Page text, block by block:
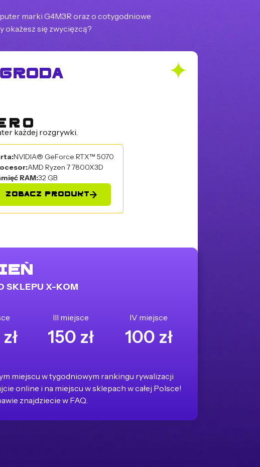
marki G4M3R oraz o cotygodniowe
okażesz się zwycięzcą?
każdej rozgrywki.
NVIDIA® GeForce RTX™ 5070
AMD Ryzen 7 7800X3D
RAM 32 GB
ZOBACZ PRODUKT
SKLEPU X-KOM
III miejsce
150 zł
IV miejsce
100 zł
miejscu w tygodniowym rankingu rywalizacji
online i na miejscu w sklepach w całej Polsce!
znajdziecie w FAQ.